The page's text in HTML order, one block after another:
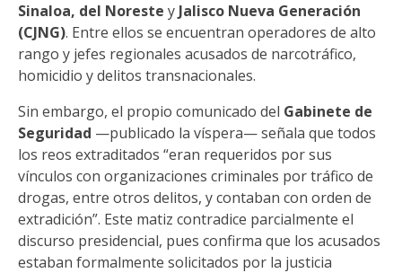
Sinaloa, del Noreste y Jalisco Nueva Generación
(CJNG). Entre ellos se encuentran operadores de alto
rango y jefes regionales acusados de narcotráfico,
homicidio y delitos transnacionales.
Sin embargo, el propio comunicado del Gabinete de
Seguridad —publicado la víspera— señala que todos
los reos extraditados “eran requeridos por sus
vínculos con organizaciones criminales por tráfico de
drogas, entre otros delitos, y contaban con orden de
extradición”. Este matiz contradice parcialmente el
discurso presidencial, pues confirma que los acusados
estaban formalmente solicitados por la justicia